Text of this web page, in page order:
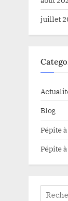
juillet
Blog
Pépite
Pépite